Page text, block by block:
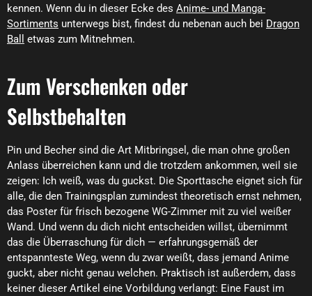
kennen. Wenn du in dieser Ecke des Anime- und Manga-
Sortiments unterwegs bist, findest du nebenan auch bei Dragon
Ball
etwas zum Mitnehmen.
Zum Verschenken oder
Selbstbehalten
Pin und Becher sind die Art Mitbringsel, die man ohne großen
Anlass überreichen kann und die trotzdem ankommen, weil sie
zeigen: Ich weiß, was du guckst. Die Sporttasche eignet sich für
alle, die den Trainingsplan zumindest theoretisch ernst nehmen,
das Poster für frisch bezogene WG-Zimmer mit zu viel weißer
Wand. Und wenn du dich nicht entscheiden willst, übernimmt
das die Überraschung für dich — erfahrungsgemäß der
entspannteste Weg, wenn du zwar weißt, dass jemand Anime
guckt, aber nicht genau welchen. Praktisch ist außerdem, dass
keiner dieser Artikel eine Vorbildung verlangt: Eine Faust im